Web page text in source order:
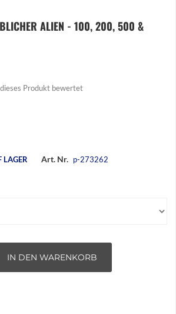
ALIEN - 100, 200, 500 &
Produkt bewertet
LAGER Art. Nr. p-273262
IN DEN WARENKORB